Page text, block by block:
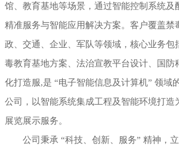
馆、教育基地等场景，通过智能控制系统及
精准服务与智能应用解决方案。客户覆盖禁
政、交通、企业、军队等领域，核心业务包
毒教育基地方案、法治宣教平台设计、国防
化打造服,是 “电子智能信息及计算机” 领域
公司，以智能系统集成工程及智能环境打造
展览展示服务。
公司秉承 “科技、创新、服务” 精神，